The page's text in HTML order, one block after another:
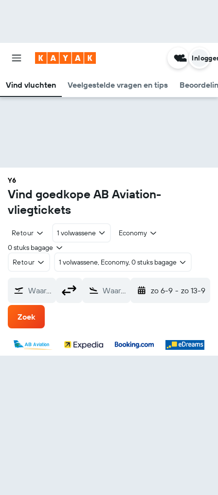
Vind vluchten Veelgestelde vragen en tips
Y6
Vind goedkope AB Aviation-
vliegtickets
Retour 1 volwassene
Economy
0 stuks bagage
Retour
1 volwassene, Economy, 0 stuks bagage
Waarvandaan? Waarheen? zo 6-9 - zo 13-9
Zoek